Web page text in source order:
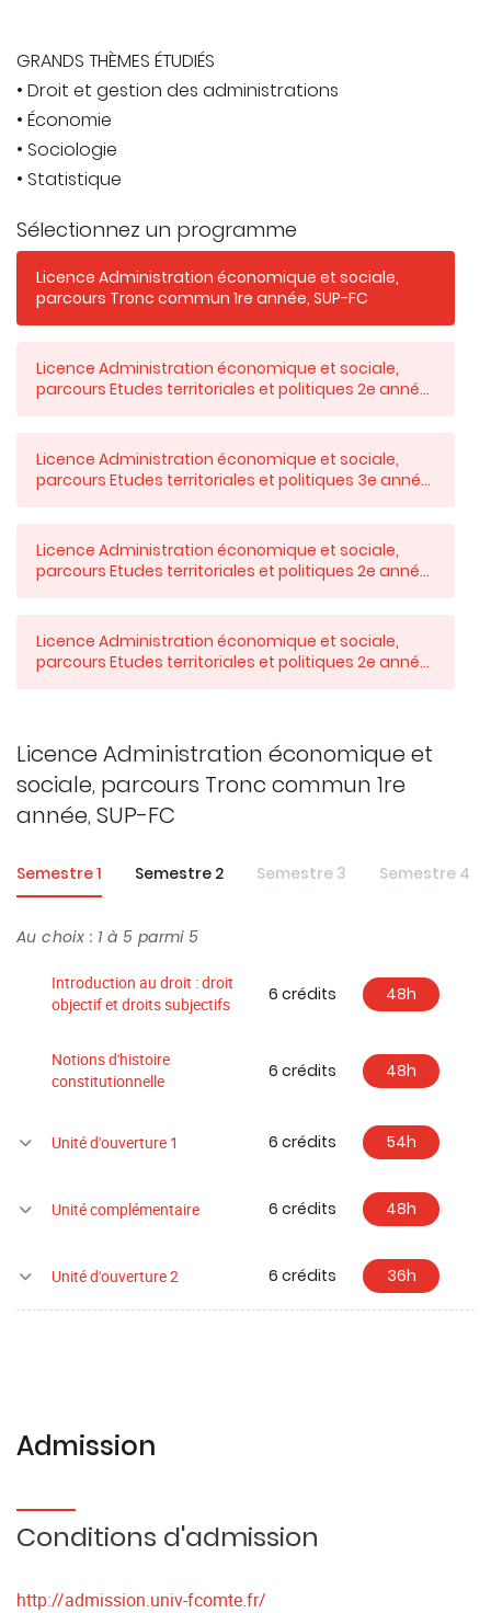
GRANDS THÈMES ÉTUDIÉS
• Droit et gestion des administrations
• Économie
• Sociologie
• Statistique
Sélectionnez un programme
Licence Administration économique et sociale,
parcours Tronc commun 1re année, SUP-FC
Licence Administration économique et sociale,
parcours Etudes territoriales et politiques 2e année,
Licence Administration économique et sociale,
parcours Etudes territoriales et politiques 3e année,
Licence Administration économique et sociale,
parcours Etudes territoriales et politiques 2e année,
Licence Administration économique et sociale,
parcours Etudes territoriales et politiques 2e année,
Licence Administration économique et
sociale, parcours Tronc commun 1re
année, SUP-FC
Semestre 1 Semestre 2 Semestre 3 Semestre 4
Au choix : 1 à 5 parmi 5
Introduction au droit : droit
objectif et droits subjectifs
6 crédits 48h
Notions d'histoire
constitutionnelle
6 crédits 48h
Unité d'ouverture 1 6 crédits 54h
Unité complémentaire 6 crédits 48h
Unité d'ouverture 2 6 crédits 36h
Admission
Conditions d'admission
http://admission.univ-fcomte.fr/